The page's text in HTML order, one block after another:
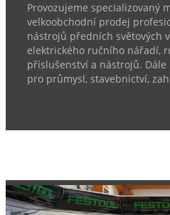
Provozujeme specializovaný
velkoobchodní prodej
nástrojů předních světových
elektrického ručního nářadí,
příslušenství a nástrojů.
pro průmysl, stavebnictví,